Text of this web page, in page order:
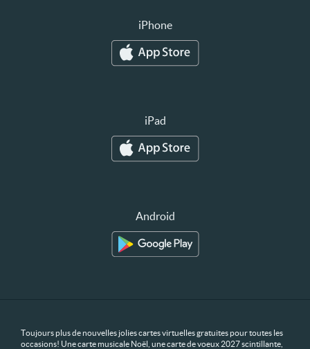
iPhone
iPad
Android
Toujours plus de nouvelles jolies cartes virtuelles gratuites pour toutes les
occasions! Une carte musicale Noël, une carte de voeux 2027 scintillante,